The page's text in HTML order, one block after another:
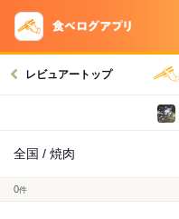
レビュアートップ
全国 / 焼肉
0件